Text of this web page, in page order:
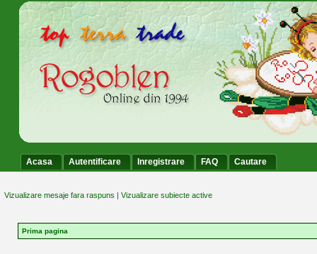
Acasa Autentificare Inregistrare FAQ Cautare
Vizualizare mesaje fara raspuns | Vizualizare subiecte active
Prima pagina